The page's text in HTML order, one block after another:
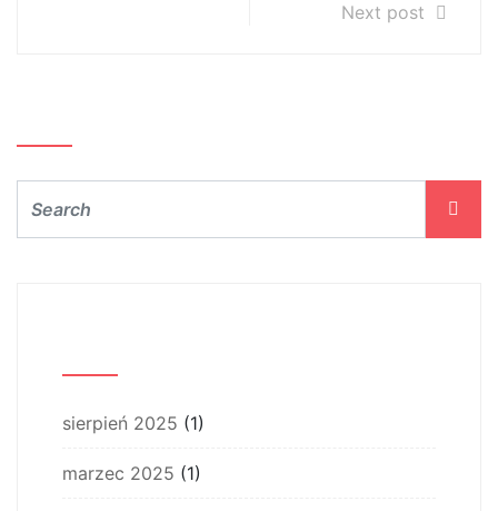
Next post
sierpień 2025 (1)
marzec 2025 (1)